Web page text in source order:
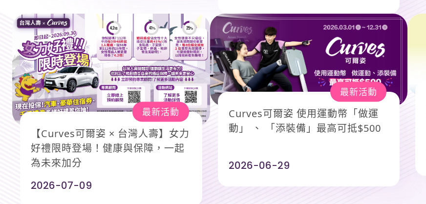
最新活動
【Curves可爾姿 × 台灣人壽】女力
好禮限時登場！健康與保障，一起
為未來加分
2026-07-09
最新活動
Curves可爾姿 使用運動幣「做運
動」 、 「添裝備」最高可抵$500
2026-06-29